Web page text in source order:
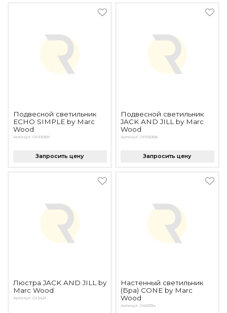
Подвесной светильник
ECHO SIMPLE by Marc
Wood
Артикул: OPD5359
Запросить цену
Подвесной светильник
JACK AND JILL by Marc
Wood
Артикул: OPD5358
Запросить цену
Люстра JACK AND JILL by
Marc Wood
Артикул: OL5421
Настенный светильник
(Бра) CONE by Marc
Wood
Артикул: OW5334